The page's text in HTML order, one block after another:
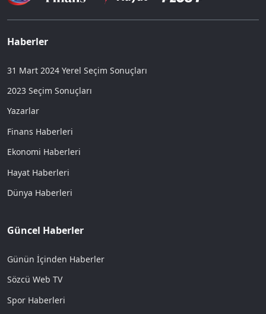
Haberler
31 Mart 2024 Yerel Seçim Sonuçları
2023 Seçim Sonuçları
Yazarlar
Finans Haberleri
Ekonomi Haberleri
Hayat Haberleri
Dünya Haberleri
Güncel Haberler
Günün İçinden Haberler
Sözcü Web TV
Spor Haberleri